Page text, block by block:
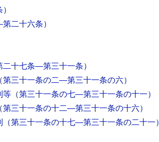
二十六条）
二十七条―第三十一条）
（第三十一条の二―第三十一条の六）
等 （第三十一条の七―第三十一条の十一）
（第三十一条の十二―第三十一条の十六）
（第三十一条の十七―第三十一条の二十一）